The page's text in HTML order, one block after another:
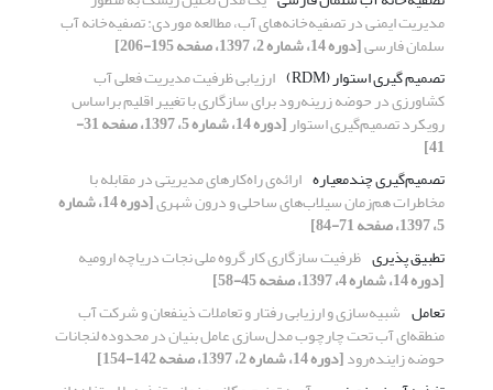
مدیریت ایمنی در تصفیه‌خانه‌های آب، مطالعه موردی: تصفیه‌خانه آب
سلمان فارسی[دوره 14، شماره 2، 1397، صفحه 195-206]
تصمیم گیری استوار (RDM)
ارزیابی ظرفیت مدیریت فعلی آب
کشاورزی در حوضه زرینه‌رود برای سازگاری با تغییر اقلیم براساس
رویکرد تصمیم‌گیری استوار [دوره 14، شماره 5، 1397، صفحه 31-
41]
تصمیم‌گیری چندمعیاره ارائه‌ی راه‌کارهای مدیریتی در مقابله با
مخاطرات هم‌زمان سیلاب‌های ساحلی و درون شهری [دوره 14، شماره
5، 1397، صفحه 71-84]
تطبیق پذیری ظرفیت سازگاری کار گروه ملی نجات دریاچه ارومیه
[دوره 14، شماره 4، 1397، صفحه 45-58]
تعامل شبیه‌سازی و ارزیابی رفتار و تعاملات ذینفعان و شرکت آب
منطقه‌ای آب تحت چارچوب مدل‌سازی عامل بنیان در محدوده لنجانات
حوضه زاینده‌رود[دوره 14، شماره 2، 1397، صفحه 142-154]